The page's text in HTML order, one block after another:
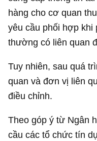
hàng cho cơ quan
yêu cầu phối hợp khi
thường có liên quan
Tuy nhiên, sau quá
quan và đơn vị liên
điều chỉnh.
Theo góp ý từ Ngân
cầu các tổ chức tín